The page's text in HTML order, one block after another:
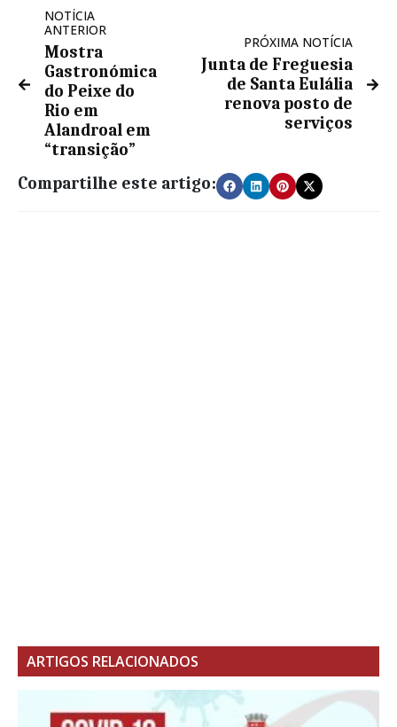
NOTÍCIA
ANTERIOR
Mostra
Gastronómica
do Peixe do
Rio em
Alandroal em
“transição”
PRÓXIMA NOTÍCIA
Junta de Freguesia
de Santa Eulália
renova posto de
serviços
Compartilhe este artigo:
ARTIGOS RELACIONADOS